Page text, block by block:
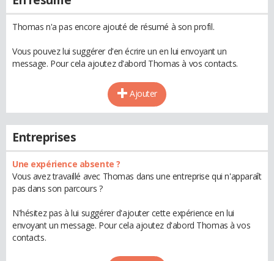
Thomas n'a pas encore ajouté de résumé à son profil.
Vous pouvez lui suggérer d'en écrire un en lui envoyant un
message. Pour cela ajoutez d'abord Thomas à vos contacts.
Ajouter
Entreprises
Une expérience absente ?
Vous avez travaillé avec Thomas dans une entreprise qui n'apparaît
pas dans son parcours ?
N'hésitez pas à lui suggérer d'ajouter cette expérience en lui
envoyant un message. Pour cela ajoutez d'abord Thomas à vos
contacts.